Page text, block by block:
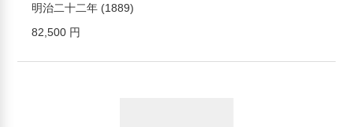
明治二十二年 (1889)
82,500 円